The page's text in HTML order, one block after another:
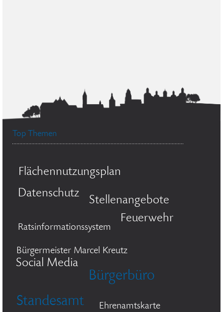
Top Themen
Flächennutzungsplan
Datenschutz
Stellenangebote
Ratsinformationssystem
Feuerwehr
Bürgermeister Marcel Kreutz
Social Media
Bürgerbüro
Standesamt
Ehrenamtskarte